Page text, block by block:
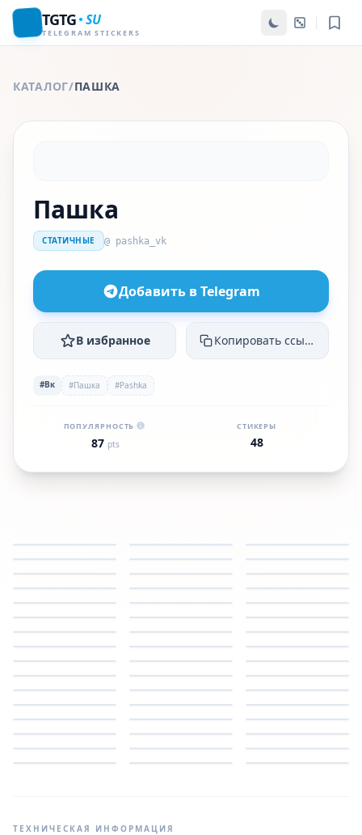
TGTG SU
TELEGRAM STICKERS
КАТАЛОГ/ПАШКА
Пашка
СТАТИЧНЫЕ @ pashka_vk
Добавить в Telegram
В избранное Копировать ссылку
#Вк #Пашка #Pashka
ПОПУЛЯРНОСТЬ
87 pts
СТИКЕРЫ
48
ТЕХНИЧЕСКАЯ ИНФОРМАЦИЯ